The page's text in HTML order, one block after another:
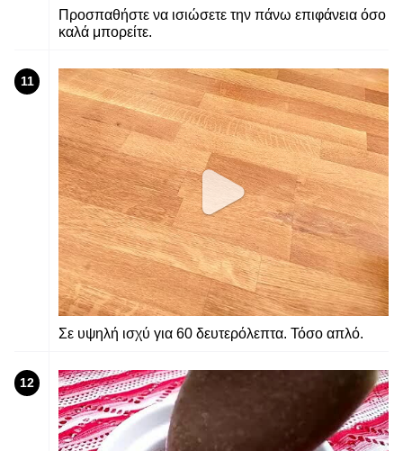
Προσπαθήστε να ισιώσετε την πάνω επιφάνεια όσο
καλά μπορείτε.
11
Σε υψηλή ισχύ για 60 δευτερόλεπτα. Τόσο απλό.
12